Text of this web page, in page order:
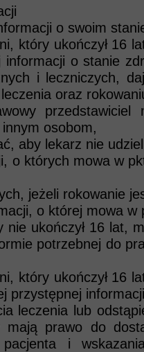
o swoim
który ukończył 16
o stanie
i leczniczych,
oraz
osobom,
aby lekarz nie
o których mowa w
jeżeli
o której mowa
nie ukończył 16 lat,
potrzebnej
który ukończył 16
przystępnej
leczenia lub
mają prawo do
i